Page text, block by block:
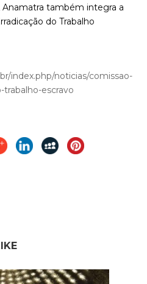
Anamatra também integra a
do Trabalho
index.php/noticias/comissao-
escravo